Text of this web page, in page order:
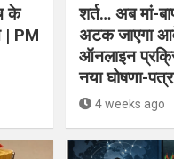
के
| PM
शर्त… अब मां-
अटक जाएगा
ऑनलाइन
नया घोषणा-पत्र
4 weeks ago